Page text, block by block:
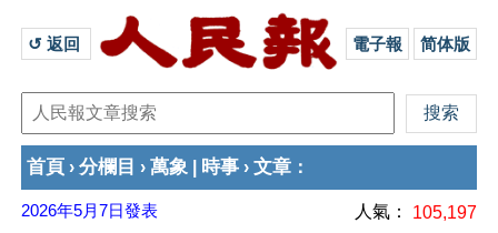
↺ 返回 電子報 简体版
首頁 › 分欄目 › 萬象 時事 › 文章 ：
2026年5月7日發表 人氣： 105,197